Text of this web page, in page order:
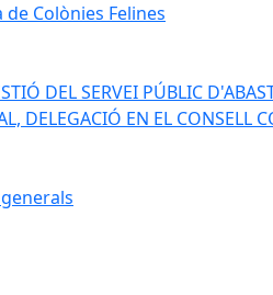
Colònies Felines
DEL SERVEI PÚBLIC
DELEGACIÓ EN EL CONSELL